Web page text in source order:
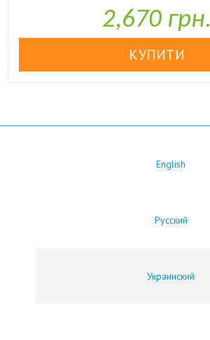
2,670 грн.
English
Русский
Украинский